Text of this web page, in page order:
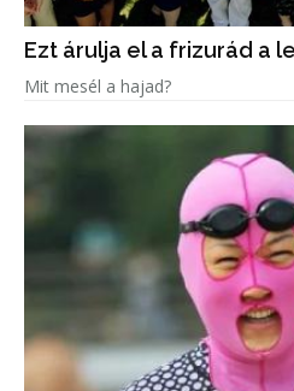
Ezt árulja el a frizurád a
Mit mesél a hajad?